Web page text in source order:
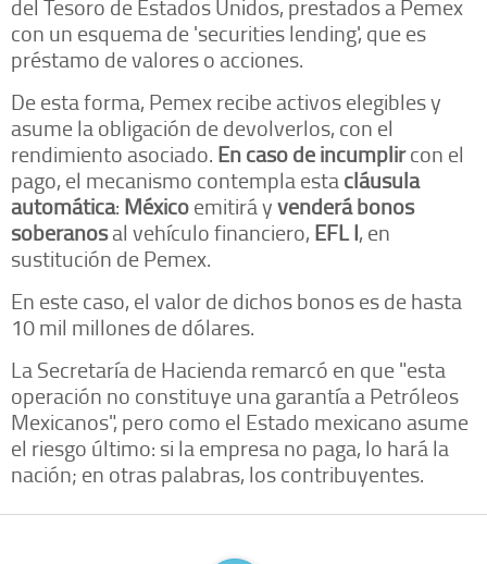
del Tesoro de Estados Unidos, prestados a Pemex
con un esquema de 'securities lending', que es
préstamo de valores o acciones.
De esta forma, Pemex recibe activos elegibles y
asume la obligación de devolverlos, con el
rendimiento asociado. En caso de incumplircon el
pago, el mecanismo contempla estacláusula
automática: Méxicoemitirá yvenderá bonos
soberanosal vehículo financiero, EFL I, en
sustitución de Pemex.
En este caso, el valor de dichos bonos es de hasta
10 mil millones de dólares.
La Secretaría de Hacienda remarcó en que "esta
operación no constituye una garantía a Petróleos
Mexicanos", pero como el Estado mexicano asume
el riesgo último: si la empresa no paga, lo hará la
nación; en otras palabras, los contribuyentes.